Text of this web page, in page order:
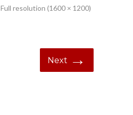
Full resolution (1600 × 1200)
Next →